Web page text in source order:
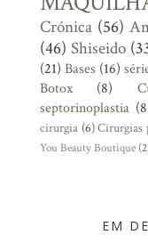
Crónica (56)
(46) Shiseido
(21) Bases (16)
Botox
(8)
septorinoplastia
cirurgia (6)Cirurgias
You Beauty Boutique
EM